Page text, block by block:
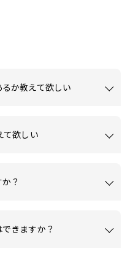
か教えて欲しい
て欲しい
？
きますか？